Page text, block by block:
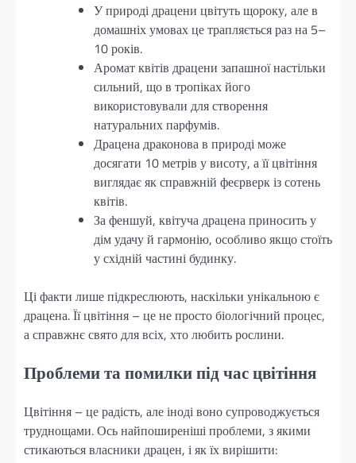
У природі драцени цвітуть щороку, але в
домашніх умовах це трапляється раз на 5–
10 років.
Аромат квітів драцени запашної настільки
сильний, що в тропіках його
використовували для створення
натуральних парфумів.
Драцена драконова в природі може
досягати 10 метрів у висоту, а її цвітіння
виглядає як справжній феєрверк із сотень
квітів.
За феншуй, квітуча драцена приносить у
дім удачу й гармонію, особливо якщо стоїть
у східній частині будинку.
Ці факти лише підкреслюють, наскільки унікальною є
драцена. Її цвітіння – це не просто біологічний процес,
а справжнє свято для всіх, хто любить рослини.
Проблеми та помилки під час цвітіння
Цвітіння – це радість, але іноді воно супроводжується
труднощами. Ось найпоширеніші проблеми, з якими
стикаються власники драцен, і як їх вирішити: